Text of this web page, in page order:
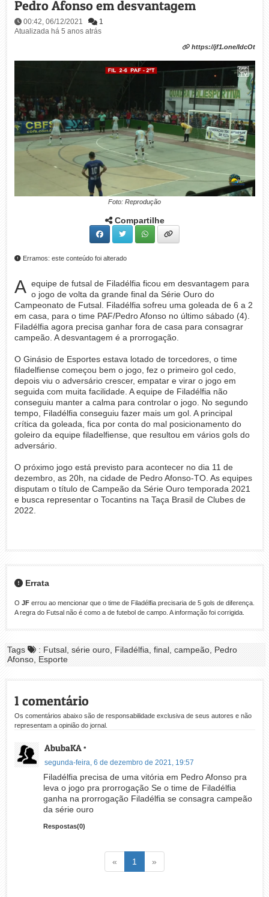
Pedro Afonso em desvantagem
00:42, 06/12/2021
1
Atualizada há 5 anos atrás
https://jf1.one/IdcOt
Foto: Reprodução
Compartilhe
Erramos: este conteúdo foi alterado
A equipe de futsal de Filadélfia ficou em desvantagem para
o jogo de volta da grande final da Série Ouro do
Campeonato de Futsal. Filadélfia sofreu uma goleada de 6 a 2
em casa, para o time PAF/Pedro Afonso no último sábado (4).
Filadélfia agora precisa ganhar fora de casa para consagrar
campeão. A desvantagem é a prorrogação.
O Ginásio de Esportes estava lotado de torcedores, o time
filadelfiense começou bem o jogo, fez o primeiro gol cedo,
depois viu o adversário crescer, empatar e virar o jogo em
seguida com muita facilidade. A equipe de Filadélfia não
conseguiu manter a calma para controlar o jogo. No segundo
tempo, Filadélfia conseguiu fazer mais um gol. A principal
crítica da goleada, fica por conta do mal posicionamento do
goleiro da equipe filadelfiense, que resultou em vários gols do
adversário.
O próximo jogo está previsto para acontecer no dia 11 de
dezembro, as 20h, na cidade de Pedro Afonso-TO. As equipes
disputam o título de Campeão da Série Ouro temporada 2021
e busca representar o Tocantins na Taça Brasil de Clubes de
2022.
Errata
O JFerrou ao mencionar que o time de Filadélfia precisaria de 5 gols de diferença.
A regra do Futsal não é como a de futebol de campo. A informação foi corrigida.
Tags
: Futsal, série ouro, Filadélfia, final, campeão, Pedro
Afonso, Esporte
1 comentário
Os comentários abaixo são de responsabilidade exclusiva de seus autores e não
representam a opinião do jornal.
AbubaKA*
segunda-feira, 6 de dezembro de 2021, 19:57
Filadélfia precisa de uma vitória em Pedro Afonso pra
leva o jogo pra prorrogação Se o time de Filadélfia
ganha na prorrogação Filadélfia se consagra campeão
da série ouro
Respostas(0)
« Voltar1 (atual)
»